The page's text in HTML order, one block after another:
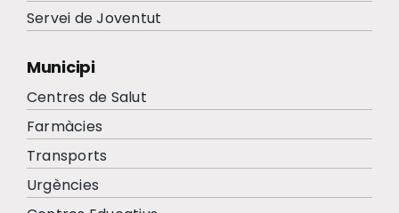
Servei de Joventut
Municipi
Centres de Salut
Farmàcies
Transports
Urgències